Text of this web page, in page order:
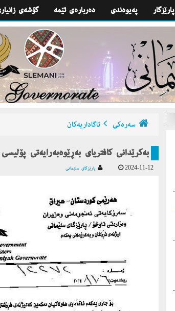
گۆشه‌ی په‌یوه‌ندی پارێزگار
سه‌ره‌كی ئاگاداریه‌كان
به‌كرێدانی كافتریای به‌ڕێوه‌به‌رایه‌تی
2024-11-12